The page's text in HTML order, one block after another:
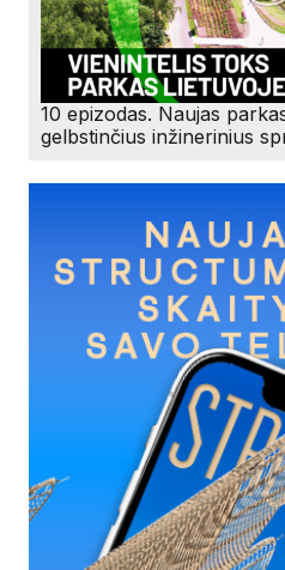
10 epizodas. Naujas
gelbstinčius inžinerinius